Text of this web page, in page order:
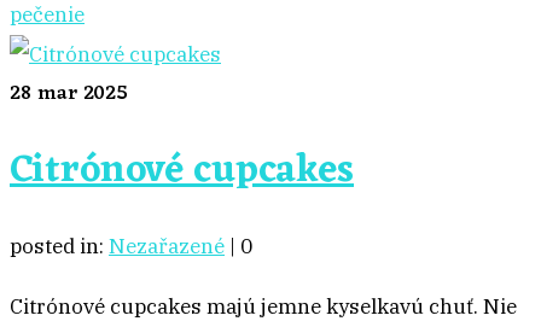
pečenie
28 mar 2025
Citrónové cupcakes
posted in: Nezařazené | 0
Citrónové cupcakes majú jemne kyselkavú chuť. Nie